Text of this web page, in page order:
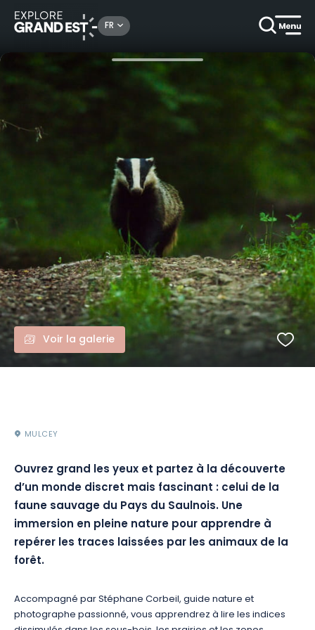
FR
Nature Sortie nature au Pays du Saulnois : Traces et indices
Voir la galerie
MULCEY
Ouvrez grand les yeux et partez à la découverte
d’un monde discret mais fascinant : celui de la
faune sauvage du Pays du Saulnois. Une
immersion en pleine nature pour apprendre à
repérer les traces laissées par les animaux de la
forêt.
Accompagné par Stéphane Corbeil, guide nature et
photographe passionné, vous apprendrez à lire les indices